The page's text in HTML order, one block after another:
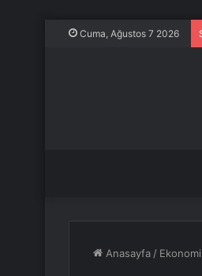
Cuma, Ağustos 7 2026
Anasayfa / Ekonomi